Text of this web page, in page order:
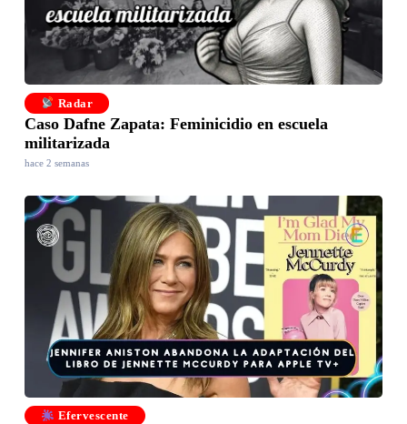
Radar
Caso Dafne Zapata: Feminicidio en escuela
militarizada
hace 2 semanas
Efervescente